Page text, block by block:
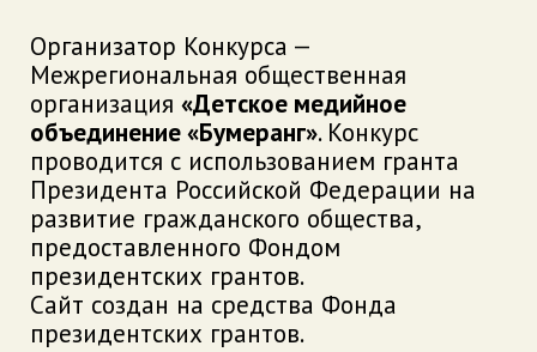
Организатор Конкурса —
Межрегиональная общественная
организация «Детское медийное
объединение «Бумеранг». Конкурс
проводится с использованием гранта
Президента Российской Федерации на
развитие гражданского общества,
предоставленного Фондом
президентских грантов.
Сайт создан на средства Фонда
президентских грантов.